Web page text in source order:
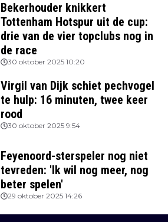
Bekerhouder knikkert
Tottenham Hotspur uit de cup:
drie van de vier topclubs nog in
de race
30 oktober 2025 10:20
Virgil van Dijk schiet pechvogel
te hulp: 16 minuten, twee keer
rood
30 oktober 2025 9:54
Feyenoord-sterspeler nog niet
tevreden: 'Ik wil nog meer, nog
beter spelen'
29 oktober 2025 14:26